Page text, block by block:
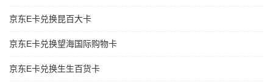
京东E卡兑换昆百大卡
京东E卡兑换望海国际购物卡
京东E卡兑换生生百货卡